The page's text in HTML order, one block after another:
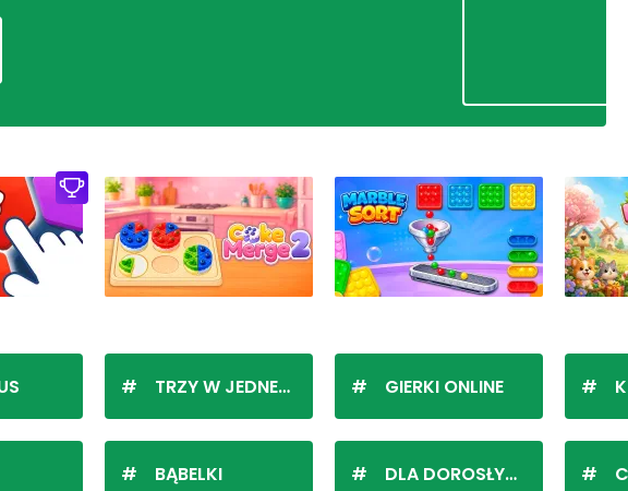
TRZY W JEDNEJ LINII
BĄBELKI
GIERKI ONLINE
DLA DOROSŁYCH